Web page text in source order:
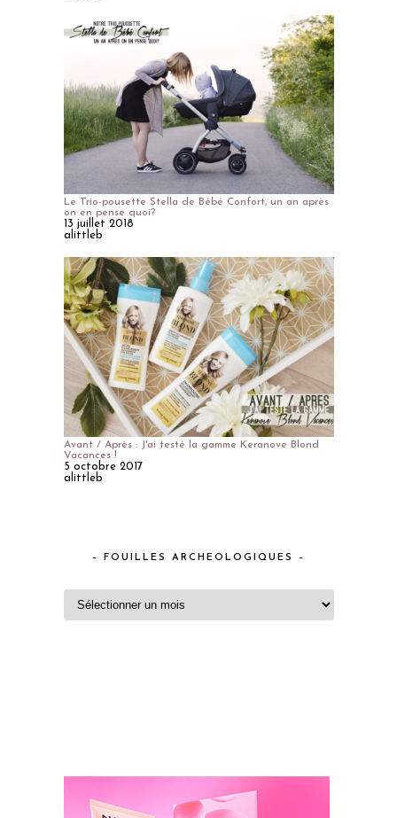
Le Trio-pousette Stella de Bébé Confort, un an après
on en pense quoi?
13 juillet 2018
alittleb
Avant / Après : J'ai testé la gamme Keranove Blond
Vacances !
5 octobre 2017
alittleb
– FOUILLES ARCHEOLOGIQUES –